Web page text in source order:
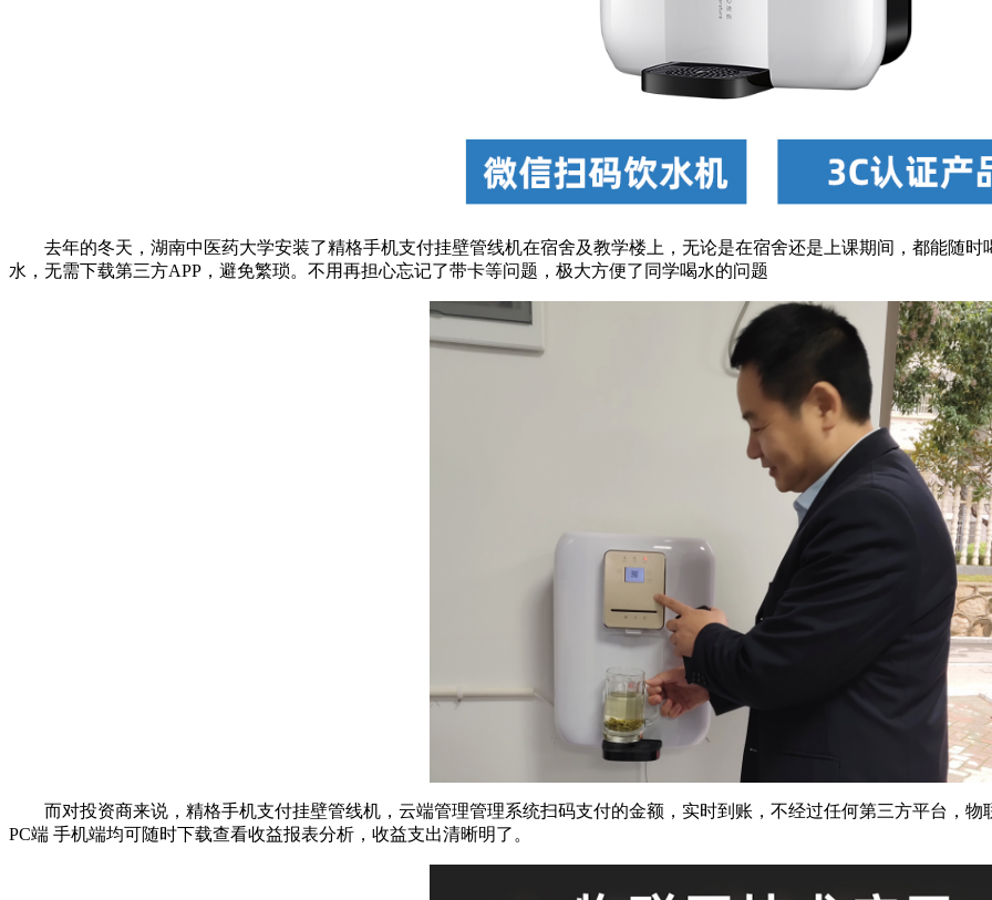
去年的冬天，湖南中医药大学安装了精格手机支付挂壁管线机在宿舍及教学楼上，无论是在宿舍还是上课期间，都能随
水，无需下载第三方APP，避免繁琐。不用再担心忘记了带卡等问题，极大方便了同学喝水的问题
而对投资商来说，精格手机支付挂壁管线机，云端管理管理系统扫码支付的金额，实时到账，不经过任何第三方平台，
PC端 手机端均可随时下载查看收益报表分析，收益支出清晰明了。